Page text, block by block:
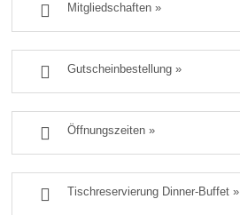
 Mitgliedschaften »
 Gutscheinbestellung »
 Öffnungszeiten »
 Tischreservierung Dinner-Buffet »